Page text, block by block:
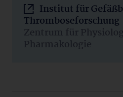
Institut für
Thromboseforschung
Zentrum für
Pharmakologie